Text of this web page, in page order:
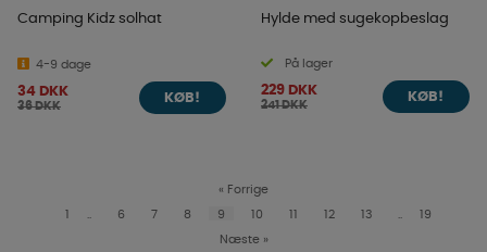
Camping Kidz solhat
4-9 dage
34 DKK
36 DKK
KØB!
Hylde med sugekopbeslag
På lager
229 DKK
241 DKK
KØB!
« Forrige
1 6 7 8 9 10 11 12 13 19
Næste »